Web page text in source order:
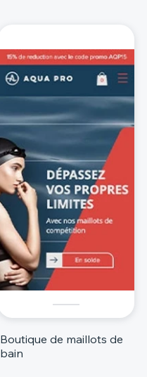
Boutique de maillots de
bain